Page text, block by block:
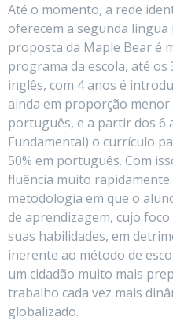
Até o momento, a rede
oferecem a segunda
proposta da Maple Bear é
programa da escola, até os
inglês, com 4 anos é
ainda em proporção
português, e a partir dos 6
Fundamental) o currículo
50% em português. Com
fluência muito
metodologia em que o
de aprendizagem, cujo
suas habilidades, em
inerente ao método de
um cidadão muito mais
trabalho cada vez mais
globalizado.